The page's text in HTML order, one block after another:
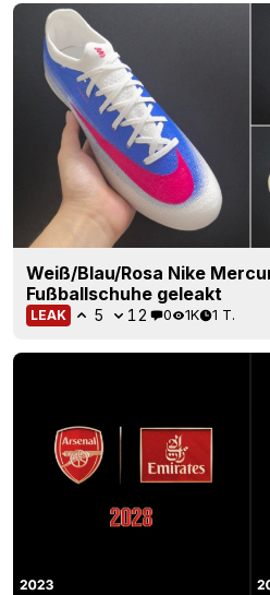
Weiß/Blau/Rosa Nike
Fußballschuhe geleakt
LEAK 5 12 0 1K 1 T.